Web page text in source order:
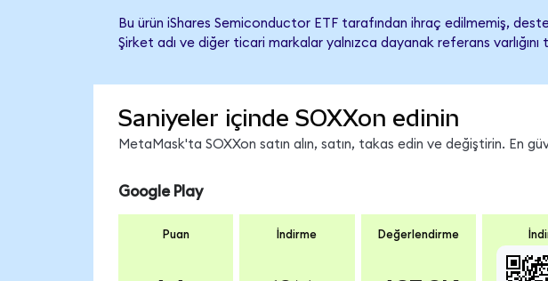
Bu ürün iShares Semiconductor ETF tarafından ihraç edilmemiş,
Şirket adı ve diğer ticari markalar yalnızca dayanak referans varlığını
Saniyeler içinde SOXXon edinin
MetaMask'ta SOXXon satın alın, satın, takas edin ve değiştirin. En
Google Play
Puan İndirme Değerlendirme